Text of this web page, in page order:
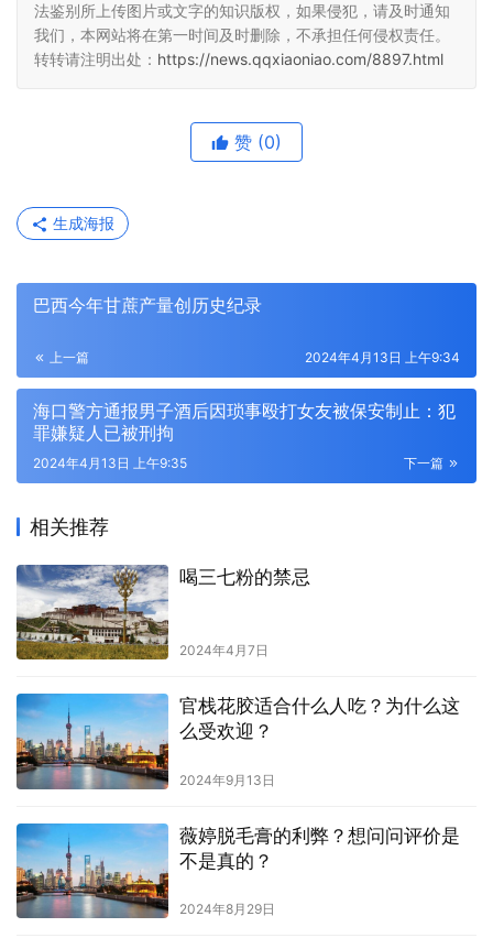
法鉴别所上传图片或文字的知识版权，如果侵犯，请及时通知
我们，本网站将在第一时间及时删除，不承担任何侵权责任。
转转请注明出处： https://news.qqxiaoniao.com/8897.html
赞 (0)
生成海报
巴西今年甘蔗产量创历史纪录
上一篇 2024年4月13日 上午9:34
海口警方通报男子酒后因琐事殴打女友被保安制止：犯
罪嫌疑人已被刑拘
下一篇
2024年4月13日 上午9:35
相关推荐
喝三七粉的禁忌
2024年4月7日
官栈花胶适合什么人吃？为什么这
么受欢迎？
2024年9月13日
薇婷脱毛膏的利弊？想问问评价是
不是真的？
2024年8月29日